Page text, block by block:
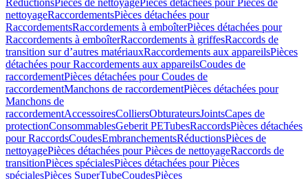
RéductionsPièces de nettoyagePièces détachées pour Pièces de
nettoyageRaccordementsPièces détachées pour
RaccordementsRaccordements à emboîterPièces détachées pour
Raccordements à emboîterRaccordements à griffesRaccords de
transition sur d’autres matériauxRaccordements aux appareilsPièces
détachées pour Raccordements aux appareilsCoudes de
raccordementPièces détachées pour Coudes de
raccordementManchons de raccordementPièces détachées pour
Manchons de
raccordementAccessoiresColliersObturateursJointsCapes de
protectionConsommablesGeberit PETubesRaccordsPièces détachées
pour RaccordsCoudesEmbranchementsRéductionsPièces de
nettoyagePièces détachées pour Pièces de nettoyageRaccords de
transitionPièces spécialesPièces détachées pour Pièces
spécialesPièces SuperTubeCoudesPièces